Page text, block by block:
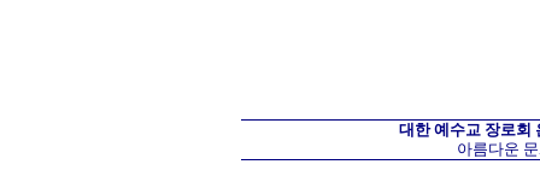
대한 예수교 장로회
아름다운